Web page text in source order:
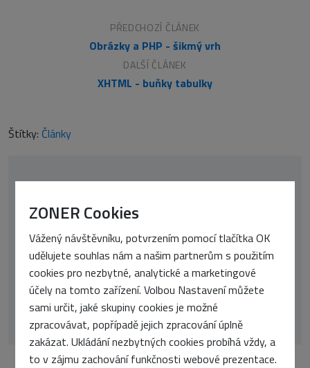
ZONER Cookies
Vážený návštěvníku, potvrzením pomocí tlačítka OK
udělujete souhlas nám a našim partnerům s použitím
cookies pro nezbytné, analytické a marketingové
účely na tomto zařízení. Volbou Nastavení můžete
sami určit, jaké skupiny cookies je možné
zpracovávat, popřípadě jejich zpracování úplně
zakázat. Ukládání nezbytných cookies probíhá vždy, a
to v zájmu zachování funkčnosti webové prezentace.
PŘEDCHOZÍ ČLÁNEK
Obrázky a PHP - šikmý vrh
DALŠÍ ČLÁNEK
XHTML - buňky tabulky
Štítky: Články
Petr Kovařík